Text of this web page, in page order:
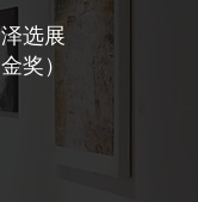
选展
奖）